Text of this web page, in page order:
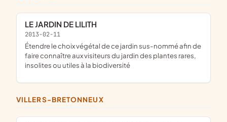
LE JARDIN DE LILITH
2013-02-11
étendre le choix végétal de ce jardin sus-nommé afin de
faire connaître aux visiteurs du jardin des plantes rares,
insolites ou utiles à la biodiversité
VILLERS-BRETONNEUX